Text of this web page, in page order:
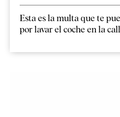
Esta es la multa que te
por lavar el coche en la